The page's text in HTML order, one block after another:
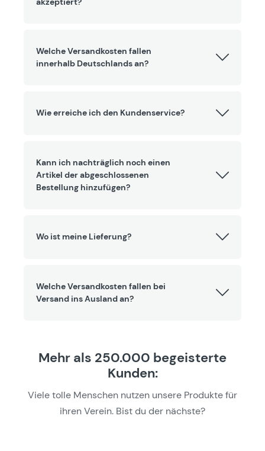
Welche Versandkosten fallen
innerhalb Deutschlands an?
Wie erreiche ich den Kundenservice?
Kann ich nachträglich noch einen
Artikel der abgeschlossenen
Bestellung hinzufügen?
Wo ist meine Lieferung?
Welche Versandkosten fallen bei
Versand ins Ausland an?
Mehr als 250.000 begeisterte
Kunden:
Viele tolle Menschen nutzen unsere Produkte für
ihren Verein. Bist du der nächste?